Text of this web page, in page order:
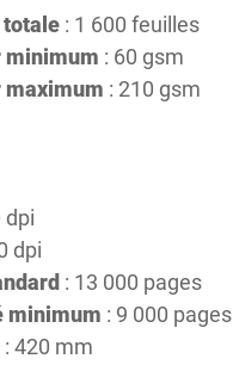
totale : 1 600 feuilles
minimum : 60 gsm
maximum : 210 gsm
dpi
dpi
: 13 000 pages
minimum : 9 000 pages
: 420 mm